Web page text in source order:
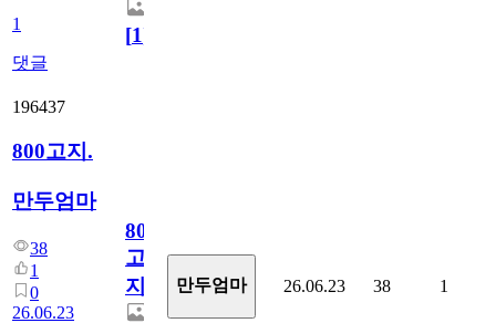
1
댓글
[1]
196437
800고지.
만두엄마
38
1
0
26.06.23
800
고
지.
만두엄마 26.06.23 38 1